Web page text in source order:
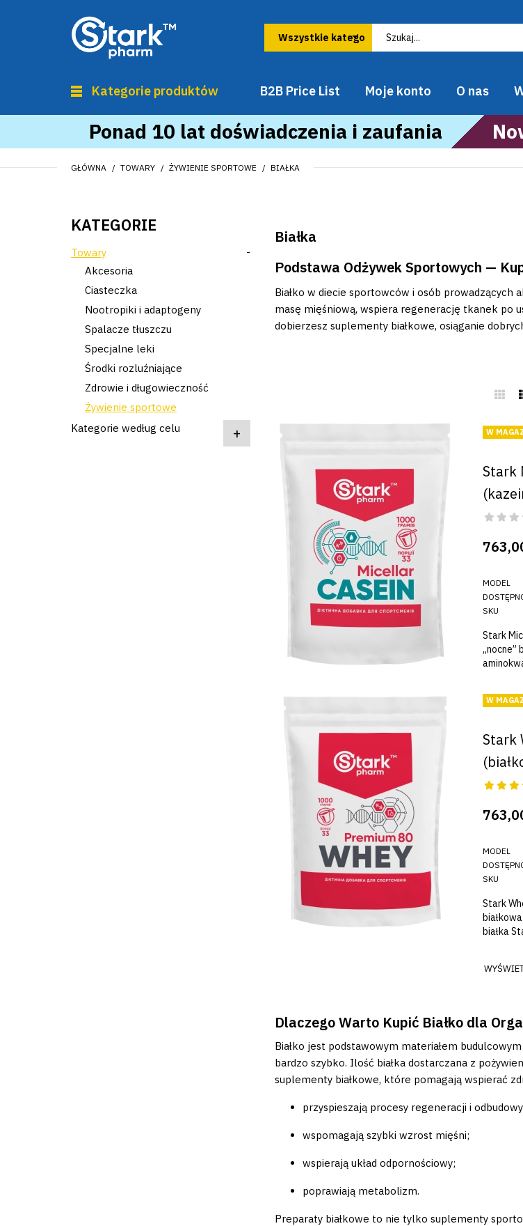
Kategorie produktów B2B Price List Moje konto O nas
Ponad 10 lat doświadczenia i zaufania
GŁÓWNA TOWARY ŻYWIENIE SPORTOWE BIAŁKA
KATEGORIE
Towary -
Akcesoria
Ciasteczka
Nootropiki i adaptogeny
Spalacze tłuszczu
Specjalne leki
Środki rozluźniające
Zdrowie i długowieczność
Żywienie sportowe
Kategorie według celu
+
Białka
Podstawa Odżywek Sportowych —
Białko w diecie sportowców i osób
masę mięśniową, wspiera regenerację tkanek po
dobierzesz suplementy białkowe, osiąganie
W
Stark
MODEL
SKU
Stark
„nocne”
W
Stark
MODEL
SKU
Stark
białka
Dlaczego Warto Kupić Białko dla
Białko jest podstawowym materiałem
bardzo szybko. Ilość białka dostarczana z
suplementy białkowe, które pomagają wspierać
przyspieszają procesy regeneracji i
wspomagają szybki wzrost mięśni;
wspierają układ odpornościowy;
poprawiają metabolizm.
Preparaty białkowe to nie tylko suplementy